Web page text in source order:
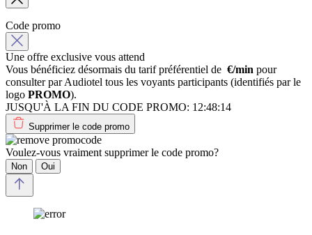
Code promo
Une offre exclusive vous attend
Vous bénéficiez désormais du tarif préférentiel de €/min pour
consulter par Audiotel tous les voyants participants (identifiés par le
logo PROMO).
JUSQU'À LA FIN DU CODE PROMO: 12:48:14
Supprimer le code promo
Voulez-vous vraiment supprimer le code promo?
Non Oui